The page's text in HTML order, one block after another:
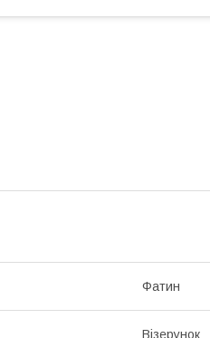
Фатин
Візерунок